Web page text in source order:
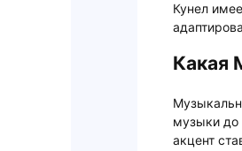
Кунел
Какая
музыки до
акцент